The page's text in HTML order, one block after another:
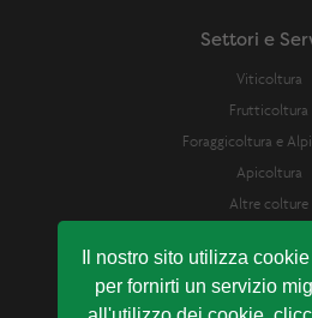
Il nostro sito utilizza
per fornirti un servizio
Settori e
Viticoltura
Frutticoltura
Foraggicoltura e
Apicoltura
Altre colture
Laboratorio Analisi e
Servizio Analisi Suolo e